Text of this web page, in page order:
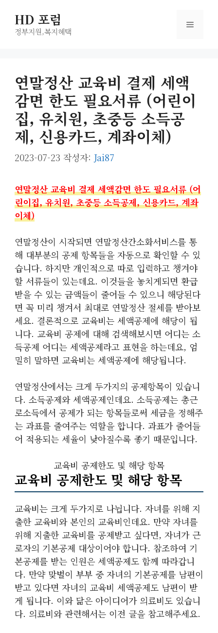
HD 포럼
정부지원,복지헤택
메
연말정산 교육비 결제 세액
감면 한도 필요서류 (어린이
집, 유치원, 초중등 소득공
제, 신용카드, 계좌이체)
2023-07-23 작성자: Jai87
연말정산 교육비 결제 세액감면 한도 필요서류 (어
린이집, 유치원, 초중등 소득공제, 신용카드, 계좌
이체)
연말정산이 시작되면 연말정산간소화서비스를 통
해 대부분의 공제 항목들을 자동으로 확인할 수 있
습니다. 하지만 개인적으로 따로 입력하고 챙겨야
할 서류들이 있는데요. 이것들을 놓치게되면 환급
받을 수 있는 금액들이 줄어들 수 있으니 해당된다
면 꼭 미리 챙겨서 최대로 연말정산 절세를 받아보
세요. 결론적으로 교육비는 세액공제에 해당이 됩
니다. 교육비 공제에 대해 검색해보시면 어디는 소
득공제 어디는 세액공제라고 표현을 하는데요, 엄
밀히 말하면 교육비는 세액공제에 해당됩니다.
연말정산에서는 크게 두가지의 공제항목이 있습니
다. 소득공제와 세액공제인데요. 소득공제는 총근
로소득에서 공제가 되는 항목들로써 세금을 정해주
는 과표를 줄여주는 역할을 합니다. 과표가 줄어들
어 적용되는 세율이 낮아질수록 좋기 때문입니다.
교육비 공제한도 및 해당 항목
교육비 공제한도 및 해당 항목
교육비는 크게 두가지로 나뉩니다. 자녀를 위해 지
출한 교육비와 본인의 교육비인데요. 만약 자녀를
위해 지출한 교육비를 공제받고 싶다면, 자녀가 근
로자의 기본공제 대상이어야 합니다. 참조하여 기
본공제를 받는 인원은 세액공제도 함께 따라갑니
다. 만약 맞벌이 부부 중 자녀의 기본공제를 남편이
받고 있다면 자녀의 교육비 세액공제도 남편이 받
게 됩니다. 이와 닮은 아이디어가 의료비도 있습니
다. 의료비와 관련해서는 이전 글을 참고해주세요.